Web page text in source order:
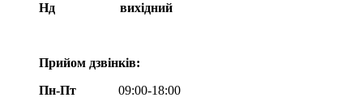
Нд
вихідний
Прийом дзвінків:
Пн-Пт
09:00-18:00